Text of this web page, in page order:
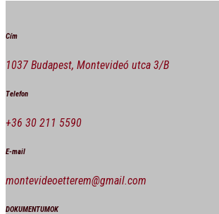
Cím
1037 Budapest, Montevideó utca 3/B
Telefon
+36 30 211 5590
E-mail
montevideoetterem@gmail.com
DOKUMENTUMOK